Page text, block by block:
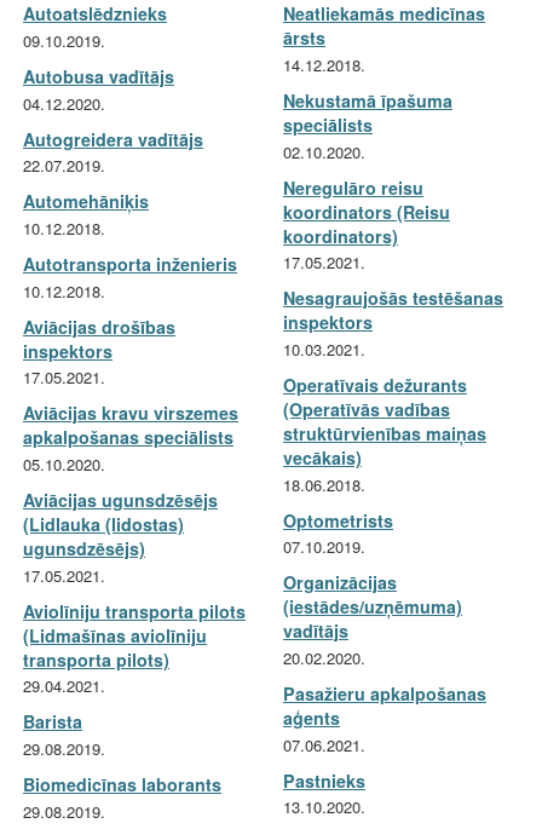
Autoatslēdznieks
09.10.2019.
Autobusa vadītājs
04.12.2020.
Autogreidera vadītājs
22.07.2019.
Automehāniķis
10.12.2018.
Autotransporta inženieris
10.12.2018.
Aviācijas drošības
inspektors
17.05.2021.
Aviācijas kravu virszemes
apkalpošanas speciālists
05.10.2020.
Aviācijas ugunsdzēsējs
(Lidlauka (lidostas)
ugunsdzēsējs)
17.05.2021.
Aviolīniju transporta pilots
(Lidmašīnas aviolīniju
transporta pilots)
29.04.2021.
Barista
29.08.2019.
Biomedicīnas laborants
29.08.2019.
Neatliekamās medicīnas
ārsts
14.12.2018.
Nekustamā īpašuma
speciālists
02.10.2020.
Neregulāro reisu
koordinators (Reisu
koordinators)
17.05.2021.
Nesagraujošās testēšanas
inspektors
10.03.2021.
Operatīvais dežurants
(Operatīvās vadības
struktūrvienības maiņas
vecākais)
18.06.2018.
Optometrists
07.10.2019.
Organizācijas
(iestādes/uzņēmuma)
vadītājs
20.02.2020.
Pasažieru apkalpošanas
aģents
07.06.2021.
Pastnieks
13.10.2020.